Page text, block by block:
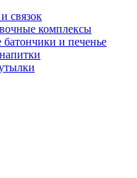
связок
комплексы
и печенье